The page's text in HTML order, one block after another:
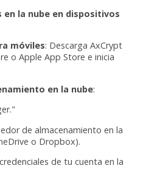
la nube en dispositivos
móviles: Descarga AxCrypt
o Apple App Store e inicia
en la nube:
de almacenamiento en la
o Dropbox).
de tu cuenta en la